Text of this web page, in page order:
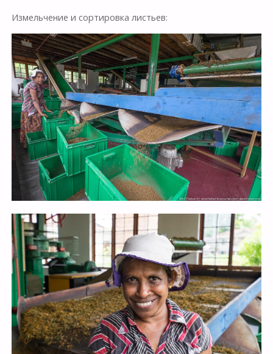
Измельчение и сортировка листьев: